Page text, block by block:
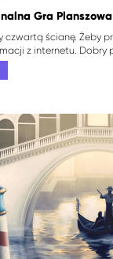
Gra Planszowa
czwartą ścianę. Żeby
z internetu. Dobry